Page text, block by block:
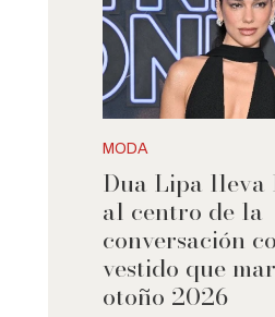
MODA
Dua Lipa lleva
al centro de la
conversación
vestido que
otoño 2026